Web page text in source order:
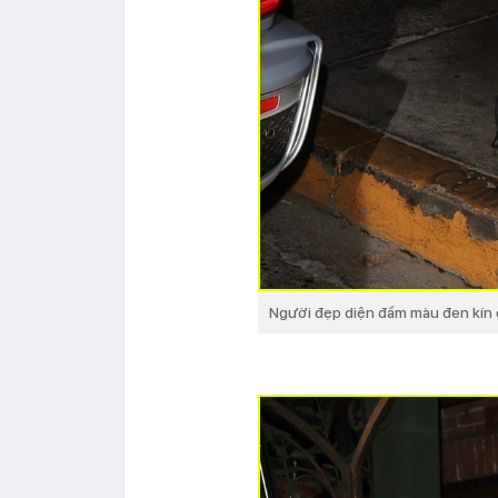
Người đẹp diện đầm màu đen